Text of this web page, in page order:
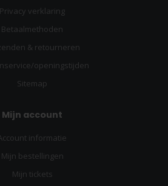
Privacy verklaring
Betaalmethoden
& retourneren
openingstijden
Sitemap
Mijn account
informatie
Mijn bestellingen
Mijn tickets